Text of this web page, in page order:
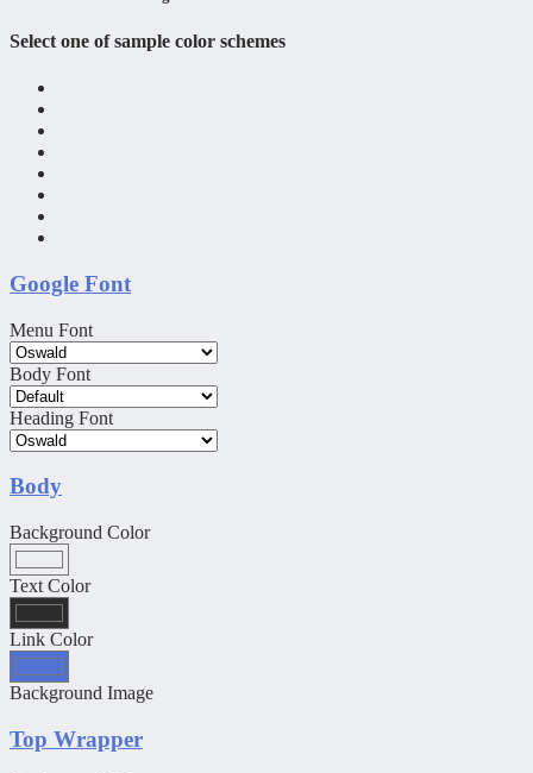
Select one of sample color schemes
Google Font
Menu Font
Body Font
Heading Font
Body
Background Color
Text Color
Link Color
Background Image
Top Wrapper